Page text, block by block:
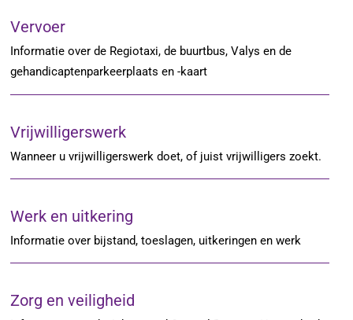
Vervoer
Informatie over de Regiotaxi, de buurtbus, Valys en de
gehandicaptenparkeerplaats en -kaart
Vrijwilligerswerk
Wanneer u vrijwilligerswerk doet, of juist vrijwilligers zoekt.
Werk en uitkering
Informatie over bijstand, toeslagen, uitkeringen en werk
Zorg en veiligheid